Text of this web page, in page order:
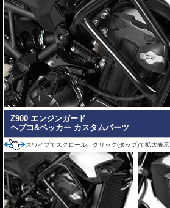
Z900 エンジンガード
ヘプコ&ベッカー カスタムパーツ
スワイプでスクロール、クリック(タップ)で拡大表示